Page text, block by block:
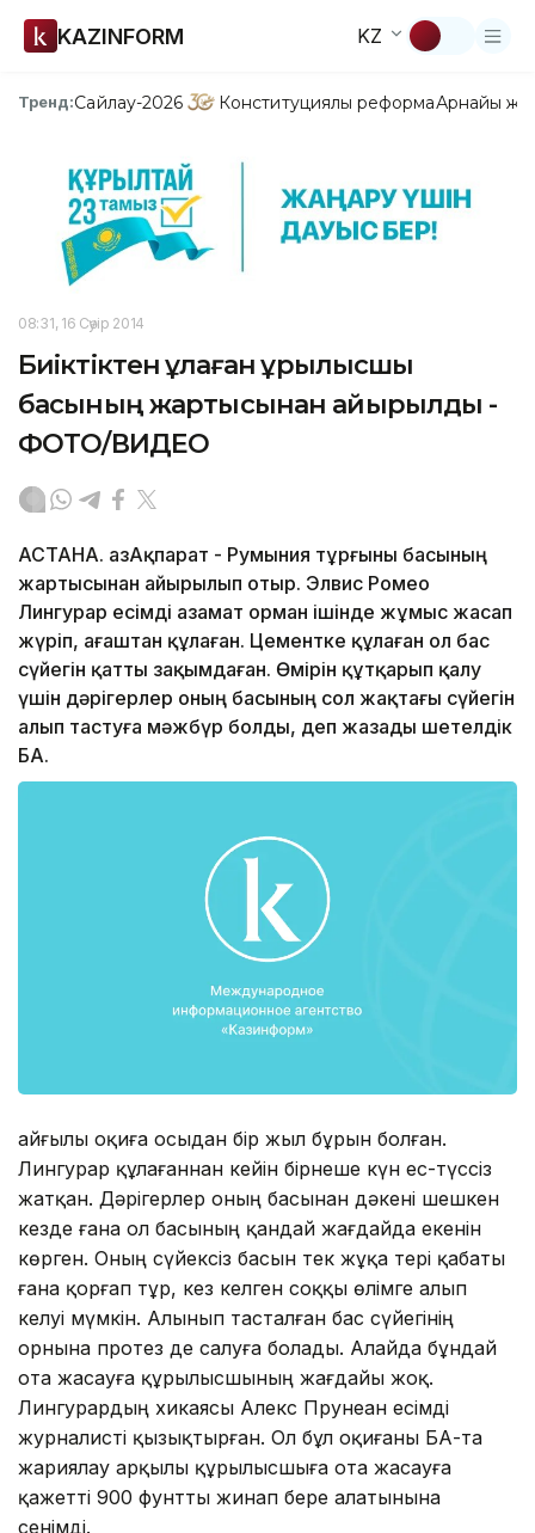
KAZINFORM KZ
Тренд:Сайлау-2026 Конституциялық реформаАрнайы
08:31, 16 Сәуір 2014
Биіктіктен құлаған құрылысшы
басының жартысынан айырылды -
ФОТО/ВИДЕО
АСТАНА. ҚазАқпарат - Румыния тұрғыны басының
жартысынан айырылып отыр. Элвис Ромео
Лингурар есімді азамат орман ішінде жұмыс жасап
жүріп, ағаштан құлаған. Цементке құлаған ол бас
сүйегін қатты зақымдаған. Өмірін құтқарып қалу
үшін дәрігерлер оның басының сол жақтағы сүйегін
алып тастуға мәжбүр болды, деп жазады шетелдік
БАҚ.
Қайғылы оқиға осыдан бір жыл бұрын болған.
Лингурар құлағаннан кейін бірнеше күн ес-түссіз
жатқан. Дәрігерлер оның басынан дәкені шешкен
кезде ғана ол басының қандай жағдайда екенін
көрген. Оның сүйексіз басын тек жұқа тері қабаты
ғана қорғап тұр, кез келген соққы өлімге алып
келуі мүмкін. Алынып тасталған бас сүйегінің
орнына протез де салуға болады. Алайда бұндай
ота жасауға құрылысшының жағдайы жоқ.
Лингурардың хикаясы Алекс Прунеан есімді
журналисті қызықтырған. Ол бұл оқиғаны БАҚ-та
жариялау арқылы құрылысшыға ота жасауға
қажетті 900 фунтты жинап бере алатынына
сенімді.